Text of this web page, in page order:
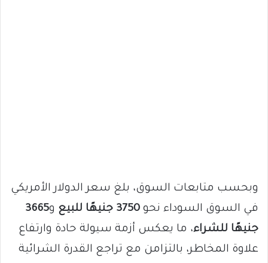
وبحسب متابعات السوق، بلغ سعر الدولار الأمريكي
في السوق السوداء نحو 3750 جنيهًا للبيع و3665
جنيهًا للشراء، ما يعكس أزمة سيولة حادة وارتفاع
علاوة المخاطر، بالتزامن مع تراجع القدرة الشرائية